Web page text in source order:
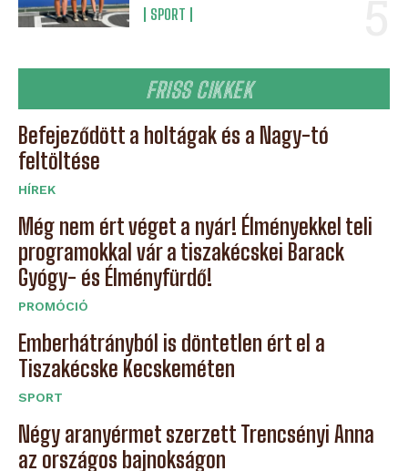
SPORT
FRISS CIKKEK
Befejeződött a holtágak és a Nagy-tó
feltöltése
HÍREK
Még nem ért véget a nyár! Élményekkel teli
programokkal vár a tiszakécskei Barack
Gyógy- és Élményfürdő!
PROMÓCIÓ
Emberhátrányból is döntetlen ért el a
Tiszakécske Kecskeméten
SPORT
Négy aranyérmet szerzett Trencsényi Anna
az országos bajnokságon